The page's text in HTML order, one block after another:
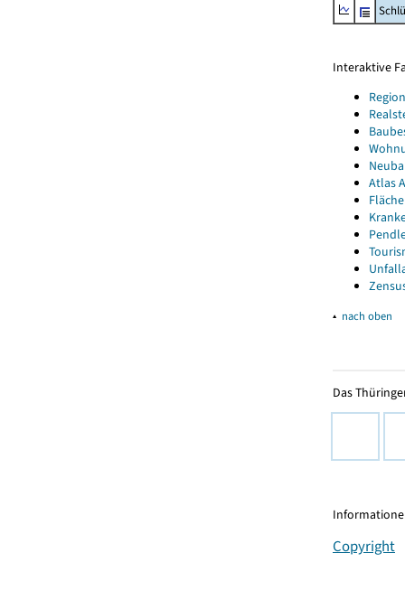
Interaktive
Atlas
▴ nach oben
Das
Copyright